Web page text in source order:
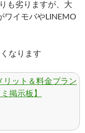
も劣りますが、大
ワイモバやLINEMO
なります
リット＆料金プラン
掲示板】